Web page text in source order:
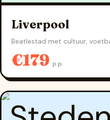
Liverpool
Beatlestad met cultuur,
€179 p.p.